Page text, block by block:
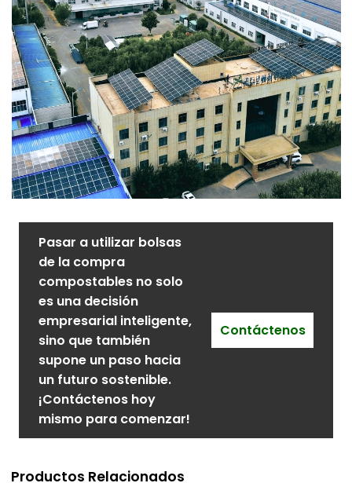
Pasar a utilizar bolsas
de la compra
compostables no solo
es una decisión
empresarial inteligente,
sino que también
supone un paso hacia
un futuro sostenible.
¡Contáctenos hoy
mismo para comenzar!
Contáctenos
Productos Relacionados